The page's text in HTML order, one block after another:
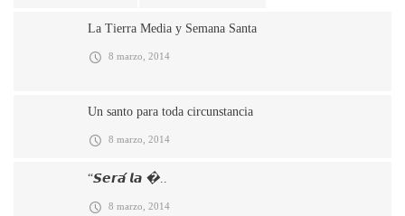
La Tierra Media y Semana Santa
8 marzo, 2014
Un santo para toda circunstancia
8 marzo, 2014
“𝙎𝙚𝙧𝙖́ 𝙡𝙖 �..
8 marzo, 2014